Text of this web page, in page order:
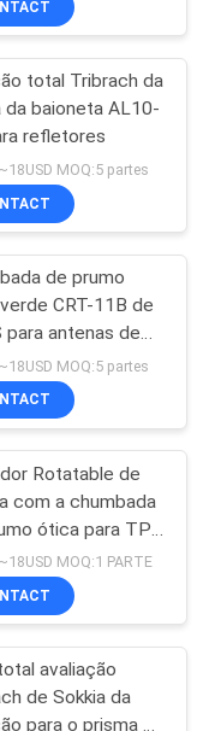
da
11
total Tribrach da
da baioneta AL10-
refletores
MOQ:5 partes
de prumo
CRT-11B de
para antenas de
MOQ:5 partes
Rotatable de
com a chumbada
ótica para TPS
MOQ:1 PARTE
avaliação
de Sokkia da
para o prisma do